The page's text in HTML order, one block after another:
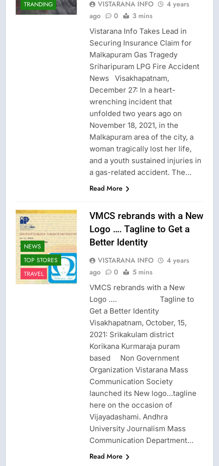
TRANDING
VISTARANA INFO
4 years
ago
0 3 mins
Vistarana Info Takes Lead in
Securing Insurance Claim for
Malkapuram Gas Tragedy
Sriharipuram LPG Fire Accident
News Visakhapatnam,
December 27: In a heart-
wrenching incident that
unfolded two years ago on
November 18, 2021, in the
Malkapuram area of the city, a
woman tragically lost her life,
and a youth sustained injuries in
a gas-related accident. The…
Read More
NEWS
TOP STORES
TRAVEL
VMCS rebrands with a New
Logo …. Tagline to Get a
Better Identity
VISTARANA INFO
4 years
ago
0 5 mins
VMCS rebrands with a New
Logo …. Tagline to
Get a Better Identity
Visakhapatnam, October, 15,
2021: Srikakulam district
Korikana Kurmaraja puram
based Non Government
Organization Vistarana Mass
Communication Society
launched its New logo…tagline
here on the occasion of
Vijayadashami. Andhra
University Journalism Mass
Communication Department…
Read More